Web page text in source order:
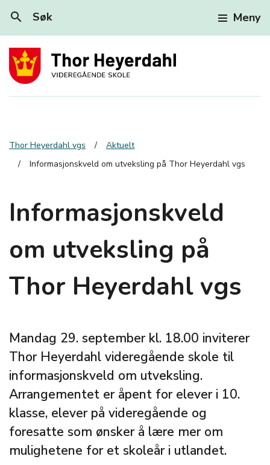
search Søk Meny
Thor Heyerdahl vgs
Aktuelt
Informasjonskveld om utveksling på Thor Heyerdahl vgs
Informasjonskveld
om utveksling på
Thor Heyerdahl vgs
Mandag 29. september kl. 18.00 inviterer
Thor Heyerdahl videregående skole til
informasjonskveld om utveksling.
Arrangementet er åpent for elever i 10.
klasse, elever på videregående og
foresatte som ønsker å lære mer om
mulighetene for et skoleår i utlandet.